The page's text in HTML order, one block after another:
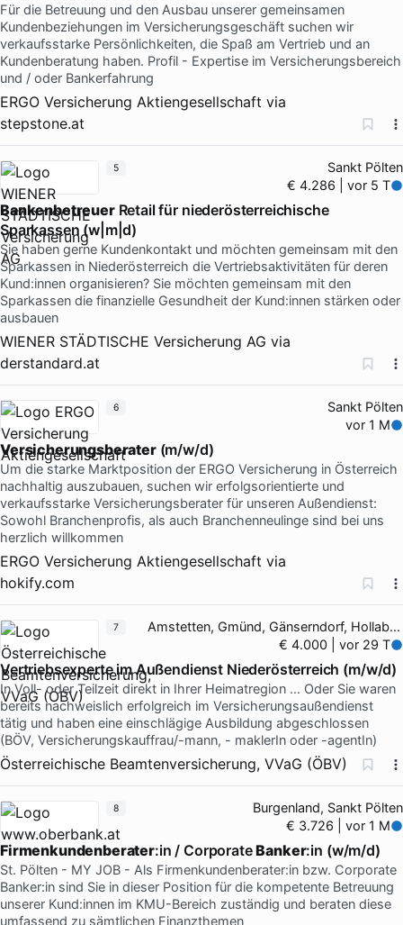
Für die Betreuung und den Ausbau unserer gemeinsamen
Kundenbeziehungen im Versicherungsgeschäft suchen wir
verkaufsstarke Persönlichkeiten, die Spaß am Vertrieb und an
Kundenberatung haben. Profil - Expertise im Versicherungsbereich
und / oder Bankerfahrung
ERGO Versicherung Aktiengesellschaft via
stepstone.at
Sankt Pölten
€ 4.286 | vor 5 T
BankenbetreuerRetail für niederösterreichische
Sparkassen (w|m|d)
Sie haben gerne Kundenkontakt und möchten gemeinsam mit den
Sparkassen in Niederösterreich die Vertriebsaktivitäten für deren
Kund:innen organisieren? Sie möchten gemeinsam mit den
Sparkassen die finanzielle Gesundheit der Kund:innen stärken oder
ausbauen
WIENER STÄDTISCHE Versicherung AG via
derstandard.at
5
Sankt Pölten
vor 1 M
Versicherungsberater(m/w/d)
Um die starke Marktposition der ERGO Versicherung in Österreich
nachhaltig auszubauen, suchen wir erfolgsorientierte und
verkaufsstarke Versicherungsberater für unseren Außendienst:
Sowohl Branchenprofis, als auch Branchenneulinge sind bei uns
herzlich willkommen
ERGO Versicherung Aktiengesellschaft via
hokify.com
6
Amstetten, Gmünd, Gänserndorf, Hollabrunn
€ 4.000 | vor 29 T
Vertriebsexperte im Außendienst Niederösterreich (m/w/d)
In Voll- oder Teilzeit direkt in Ihrer Heimatregion … Oder Sie waren
bereits nachweislich erfolgreich im Versicherungsaußendienst
tätig und haben eine einschlägige Ausbildung abgeschlossen
(BÖV, Versicherungskauffrau/-mann, - maklerIn oder -agentIn)
Österreichische Beamtenversicherung, VVaG (ÖBV)
7
Burgenland, Sankt Pölten
€ 3.726 | vor 1 M
Firmenkundenberater:in / CorporateBanker:in (w/m/d)
St. Pölten - MY JOB - Als Firmenkundenberater:in bzw. Corporate
Banker:in sind Sie in dieser Position für die kompetente Betreuung
unserer Kund:innen im KMU-Bereich zuständig und beraten diese
umfassend zu sämtlichen Finanzthemen
8